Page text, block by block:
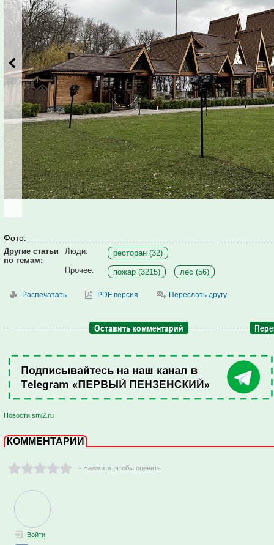
Фото:
Другие статьи
по темам:
Люди:
ресторан (32)
Прочее:
пожар (3215) лес (56)
Распечатать PDF версия Переслать другу
Оставить комментарий
Новости smi2.ru
КОММЕНТАРИИ
- Нажмите ,чтобы оценить
Войти